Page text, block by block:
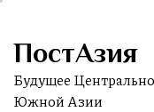
Skip
the
content
ПостАзия
Будущее
Южной Азии